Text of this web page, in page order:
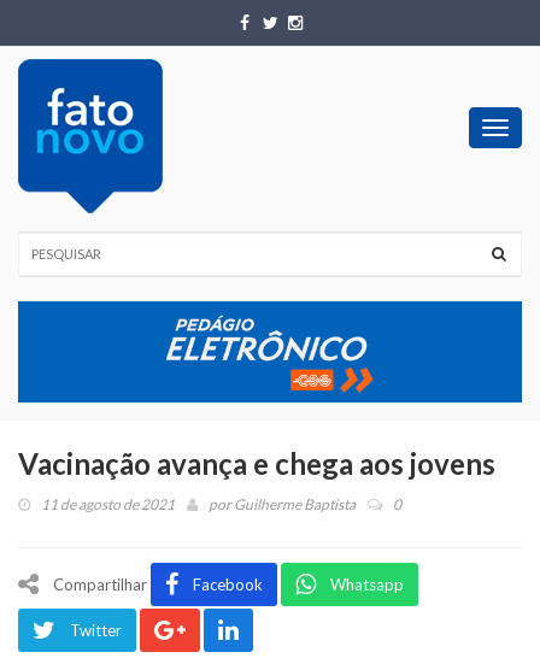
Vacinação avança e chega aos jovens
11 de agosto de 2021 porGuilherme Baptista 0
Compartilhar Facebook Whatsapp
Twitter